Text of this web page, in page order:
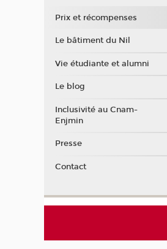
Prix et récompenses
Le bâtiment du Nil
Vie étudiante et alumni
Le blog
Inclusivité au Cnam-
Enjmin
Presse
Contact